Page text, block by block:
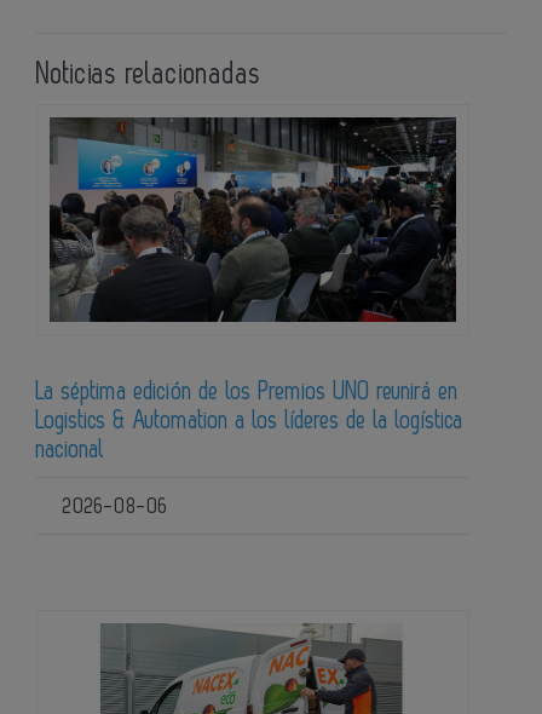
Noticias relacionadas
La séptima edición de los Premios UNO reunirá en
Logistics & Automation a los líderes de la logística
nacional
2026-08-06